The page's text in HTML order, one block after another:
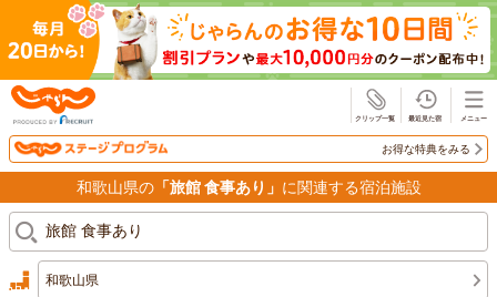
お得な特典をみる
和歌山県の「旅館 食事あり」 に関連する宿泊施設
和歌山県